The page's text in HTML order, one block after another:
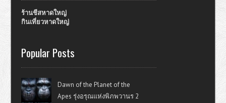
ร้านชีสหาดใหญ่
กินเที่ยวหาดใหญ่
Popular Posts
Dawn of the Planet of the
Apes รุ่งอรุณแห่งพิภพวานร 2